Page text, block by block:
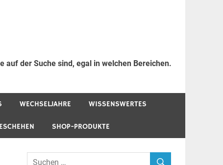
der Suche sind, egal in welchen Bereichen.
WECHSELJAHRE WISSENSWERTES
SHOP-PRODUKTE